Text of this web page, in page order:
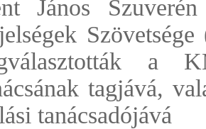
János
a
tagjává,
tanácsadójává